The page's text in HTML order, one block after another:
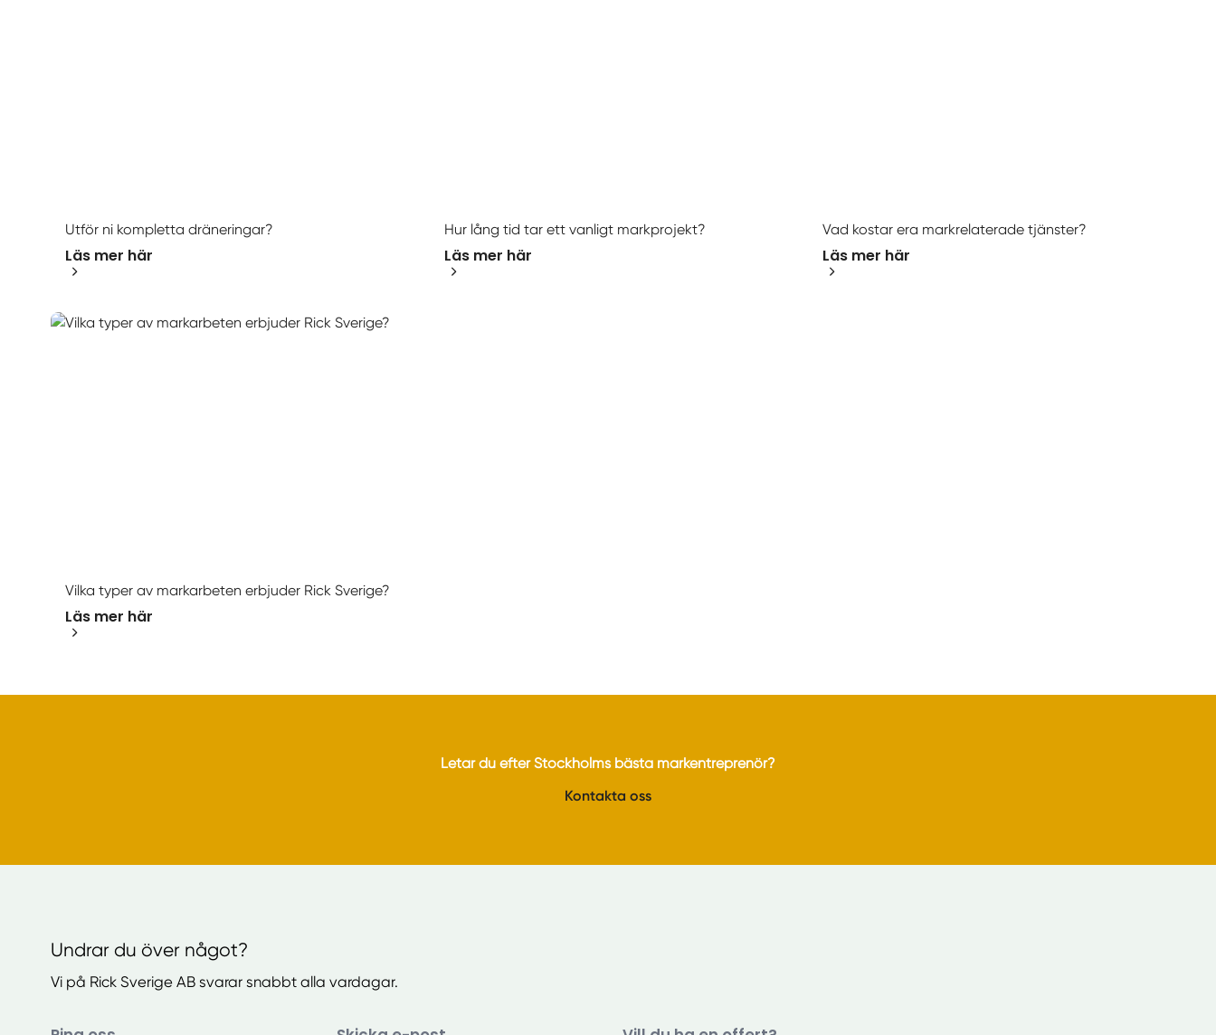
Utför ni kompletta dräneringar?
Läs mer här
Hur lång tid tar ett vanligt markprojekt?
Läs mer här
Vad kostar era markrelaterade tjänster?
Läs mer här
Vilka typer av markarbeten erbjuder Rick Sverige?
Läs mer här
Letar du efter Stockholms bästa markentreprenör?
Kontakta oss
Undrar du över något?
Vi på Rick Sverige AB svarar snabbt alla vardagar.